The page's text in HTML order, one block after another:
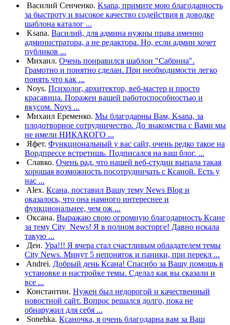
Василий Сенченко. Ksana, примите мою благодарность
за быстроту и высокое качество содействия в доводке
шаблона каталог ...
Ksana. Василий, для админа нужны права именно
администратора, а не редактора. Но, если админ хочет
публиков ...
Михаил. Очень понравился шаблон "Сабрина".
Грамотно и понятно сделан. При необходимости легко
понять что как ...
Noys. Психолог, архитектор, веб-мастер и просто
красавица. Поражен вашей работоспособностью и
вкусом. Noys ...
Михаил Еременко. Мы благодарны Вам, Ksana, за
плодотворное сотрудничество. До знакомства с Вами мы
не имели НИКАКОГО ...
Яфет. Функциональный у вас сайт, очень редко такое на
Вордпрессе встретишь. Подписался на ваш блог. ...
Славко. Очень рад, что нашей веб-студии выпала такая
хорошая возможность посотрудничать с Ксаной. Есть у
нас ...
Alex. Ксана, поставил Вашу тему News Blog и
оказалось, что она намного интереснее и
функциональнее, чем ож ...
Оксана. Выражаю свою огромную благодарность Ксане
за тему City_News! Я в полном восторге! Давно искала
такую ...
Ден. Ура!!! Я вчера стал счастливым обладателем темы
City News. Минут 5 непоняток и паники, при перекл ...
Andrei. Добрый день Ксана! Спасибо за Вашу помощь в
установке и настройке темы. Cделал как вы сказали и
все ...
Константин. Нужен был недорогой и качественный
новостной сайт. Вопрос решался долго, пока не
обнаружил для себя ...
Sonehka. Ксаночка, я очень благодарна вам за Ваш